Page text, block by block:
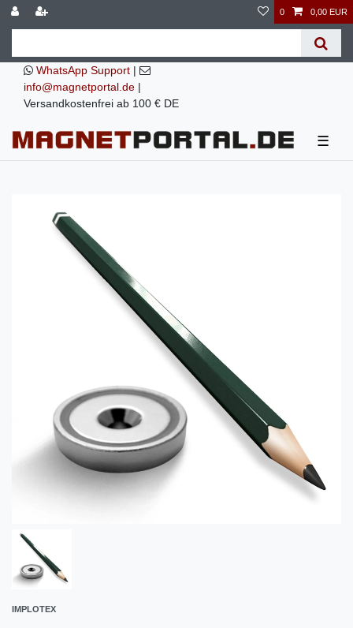
0 0,00 EUR
WhatsApp Support |
info@magnetportal.de |
Versandkostenfrei ab 100 € DE
☰
IMPLOTEX